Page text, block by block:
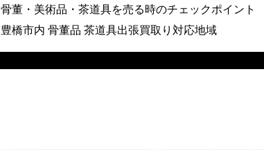
骨董・美術品・茶道具を売る時のチェックポイント
豊橋市内 骨董品 茶道具出張買取り対応地域